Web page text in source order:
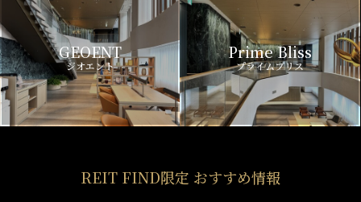
GEOENT
ジオエント
Prime Bliss
プライムブリス
REIT FIND限定 おすすめ情報